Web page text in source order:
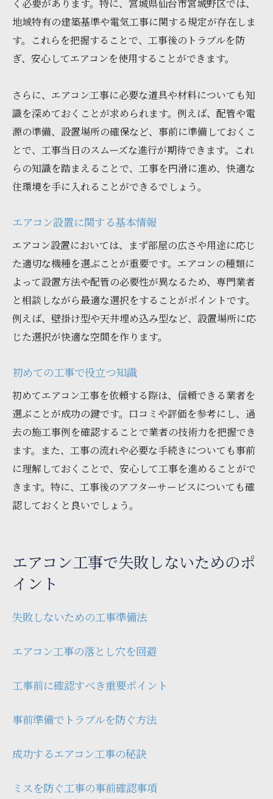
く必要があります。特に、宮城県仙台市宮城野区では、
地域特有の建築基準や電気工事に関する規定が存在しま
す。これらを把握することで、工事後のトラブルを防
ぎ、安心してエアコンを使用することができます。
さらに、エアコン工事に必要な道具や材料についても知
識を深めておくことが求められます。例えば、配管や電
源の準備、設置場所の確保など、事前に準備しておくこ
とで、工事当日のスムーズな進行が期待できます。これ
らの知識を踏まえることで、工事を円滑に進め、快適な
住環境を手に入れることができるでしょう。
エアコン設置に関する基本情報
エアコン設置においては、まず部屋の広さや用途に応じ
た適切な機種を選ぶことが重要です。エアコンの種類に
よって設置方法や配管の必要性が異なるため、専門業者
と相談しながら最適な選択をすることがポイントです。
例えば、壁掛け型や天井埋め込み型など、設置場所に応
じた選択が快適な空間を作ります。
初めての工事で役立つ知識
初めてエアコン工事を依頼する際は、信頼できる業者を
選ぶことが成功の鍵です。口コミや評価を参考にし、過
去の施工事例を確認することで業者の技術力を把握でき
ます。また、工事の流れや必要な手続きについても事前
に理解しておくことで、安心して工事を進めることがで
きます。特に、工事後のアフターサービスについても確
認しておくと良いでしょう。
エアコン工事で失敗しないためのポ
イント
失敗しないための工事準備法
エアコン工事の落とし穴を回避
工事前に確認すべき重要ポイント
事前準備でトラブルを防ぐ方法
成功するエアコン工事の秘訣
ミスを防ぐ工事の事前確認事項